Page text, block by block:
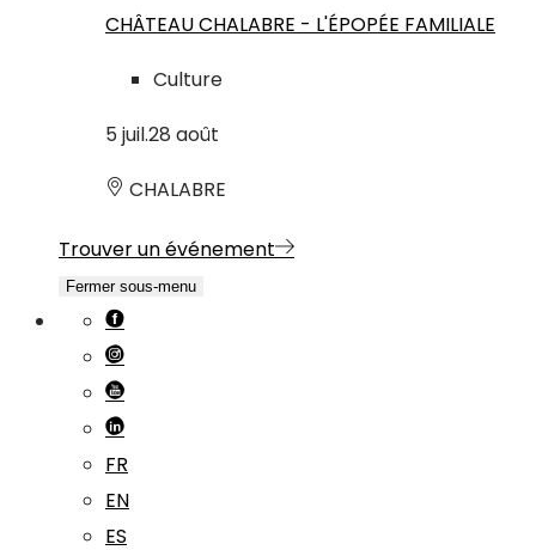
CHÂTEAU CHALABRE - L'ÉPOPÉE FAMILIALE
Culture
5 juil.28 août
CHALABRE
Trouver un événement
Fermer sous-menu
FR
EN
ES